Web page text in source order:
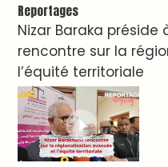
Reportages
Nizar Baraka préside
rencontre sur la
l’équité territoriale